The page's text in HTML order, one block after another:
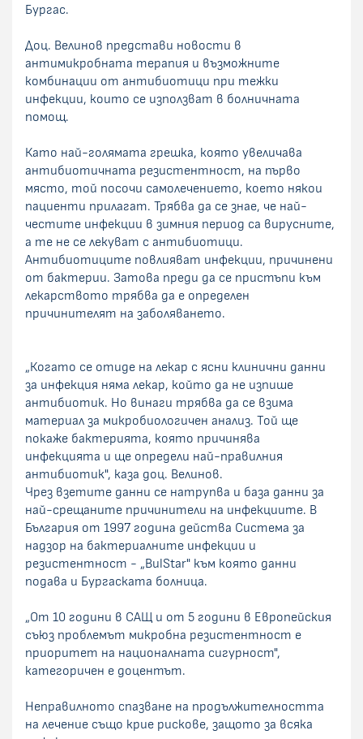
Бургас.
Доц. Велинов представи новости в
антимикробната терапия и възможните
комбинации от антибиотици при тежки
инфекции, които се използват в болничната
помощ.
Като най-голямата грешка, която увеличава
антибиотичната резистентност, на първо
място, той посочи самолечението, което някои
пациенти прилагат. Трябва да се знае, че най-
честите инфекции в зимния период са вирусните,
а те не се лекуват с антибиотици.
Антибиотиците повлияват инфекции, причинени
от бактерии. Затова преди да се пристъпи към
лекарството трябва да е определен
причинителят на заболяването.
„Когато се отиде на лекар с ясни клинични данни
за инфекция няма лекар, който да не изпише
антибиотик. Но винаги трябва да се взима
материал за микробиологичен анализ. Той ще
покаже бактерията, която причинява
инфекцията и ще определи най-правилния
антибиотик", каза доц. Велинов.
Чрез взетите данни се натрупва и база данни за
най-срещаните причинители на инфекциите. В
България от 1997 година действа Система за
надзор на бактериалните инфекции и
резистентност - „BulStar" към която данни
подава и Бургаската болница.
„От 10 години в САЩ и от 5 години в Европейския
съюз проблемът микробна резистентност е
приоритет на националната сигурност",
категоричен е доцентът.
Неправилното спазване на продължителността
на лечение също крие рискове, защото за всяка